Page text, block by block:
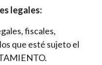
legales:
fiscales,
que esté sujeto el